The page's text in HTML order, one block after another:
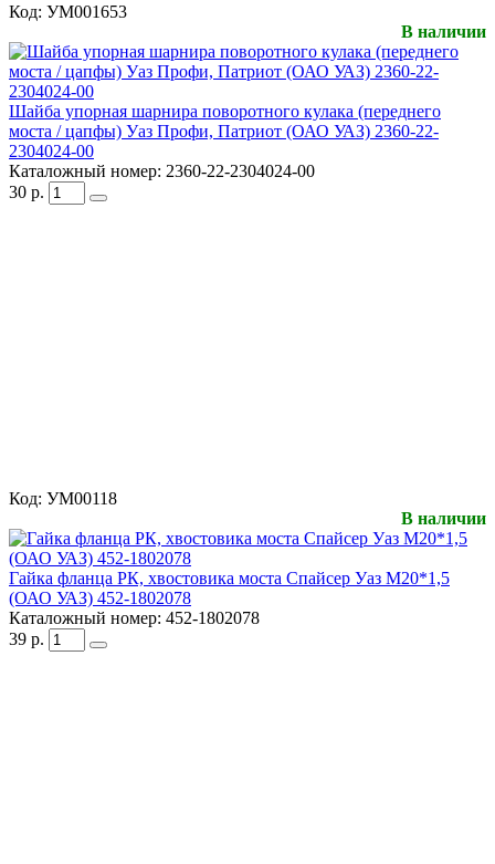
Код: УМ001653
В наличии
Шайба упорная шарнира поворотного кулака (переднего
моста / цапфы) Уаз Профи, Патриот (ОАО УАЗ) 2360-22-
2304024-00
Каталожный номер: 2360-22-2304024-00
30 р.
Код: УМ00118
В наличии
Гайка фланца РК, хвостовика моста Спайсер Уаз М20*1,5
(ОАО УАЗ) 452-1802078
Каталожный номер: 452-1802078
39 р.